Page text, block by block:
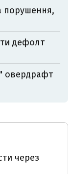
порушення,
дефолт
овердрафт
через